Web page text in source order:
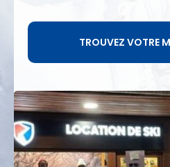
domaine Paradiski, l’un
Vallandry et La Plagne.
ou amateurs de grands
techniques et points de vue
snowboarders apprécient le
parfaitement équipé, tandis
randonnée peuvent
itinéraires menant vers les
TROUVEZ VOTRE